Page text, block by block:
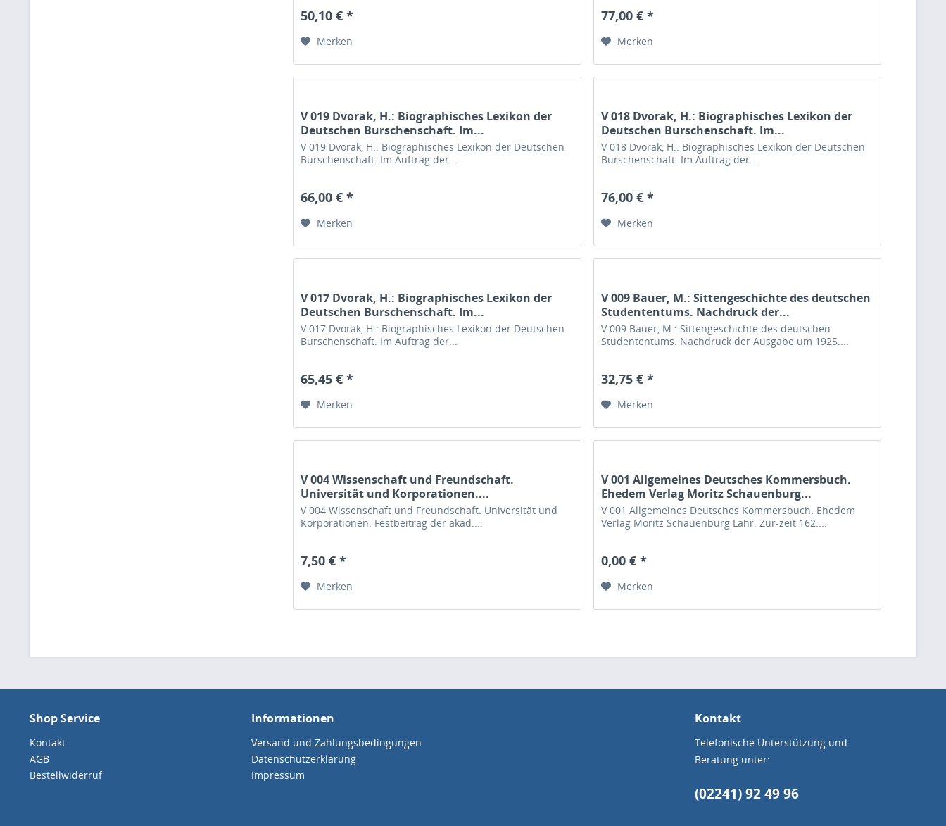
50,10 € *
Merken
77,00 € *
Merken
V 019 Dvorak, H.: Biographisches Lexikon der
Deutschen Burschenschaft. Im...
V 019 Dvorak, H.: Biographisches Lexikon der Deutschen
Burschenschaft. Im Auftrag der...
66,00 € *
Merken
V 018 Dvorak, H.: Biographisches Lexikon der
Deutschen Burschenschaft. Im...
V 018 Dvorak, H.: Biographisches Lexikon der Deutschen
Burschenschaft. Im Auftrag der...
76,00 € *
Merken
V 017 Dvorak, H.: Biographisches Lexikon der
Deutschen Burschenschaft. Im...
V 017 Dvorak, H.: Biographisches Lexikon der Deutschen
Burschenschaft. Im Auftrag der...
65,45 € *
Merken
V 009 Bauer, M.: Sittengeschichte des deutschen
Studententums. Nachdruck der...
V 009 Bauer, M.: Sittengeschichte des deutschen
Studententums. Nachdruck der Ausgabe um 1925....
32,75 € *
Merken
V 004 Wissenschaft und Freundschaft.
Universität und Korporationen....
V 004 Wissenschaft und Freundschaft. Universität und
Korporationen. Festbeitrag der akad....
7,50 € *
Merken
V 001 Allgemeines Deutsches Kommersbuch.
Ehedem Verlag Moritz Schauenburg...
V 001 Allgemeines Deutsches Kommersbuch. Ehedem
Verlag Moritz Schauenburg Lahr. Zur-zeit 162....
0,00 € *
Merken
Shop Service
Kontakt
AGB
Bestellwiderruf
Informationen
Versand und Zahlungsbedingungen
Datenschutzerklärung
Impressum
Kontakt
Telefonische Unterstützung und
Beratung unter:
(02241) 92 49 96